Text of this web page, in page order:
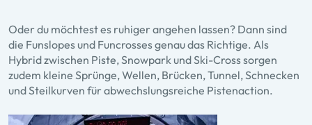
Oder du möchtest es ruhiger angehen lassen? Dann sind
die Funslopes und Funcrosses genau das Richtige. Als
Hybrid zwischen Piste, Snowpark und Ski-Cross sorgen
zudem kleine Sprünge, Wellen, Brücken, Tunnel, Schnecken
und Steilkurven für abwechslungsreiche Pistenaction.